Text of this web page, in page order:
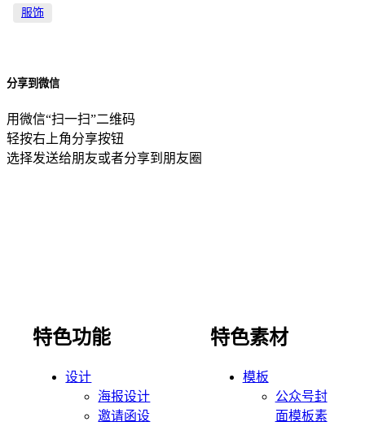
服饰
分享到微信
用微信“扫一扫”二维码
轻按右上角分享按钮
选择发送给朋友或者分享到朋友圈
特色功能
设计
海报设计
邀请函设
特色素材
模板
公众号封
面模板素